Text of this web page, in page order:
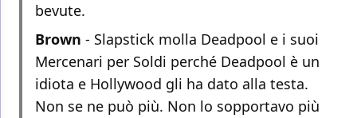
bevute.
Brown - Slapstick molla Deadpool e i suoi
Mercenari per Soldi perché Deadpool è un
idiota e Hollywood gli ha dato alla testa.
Non se ne può più. Non lo sopportavo più